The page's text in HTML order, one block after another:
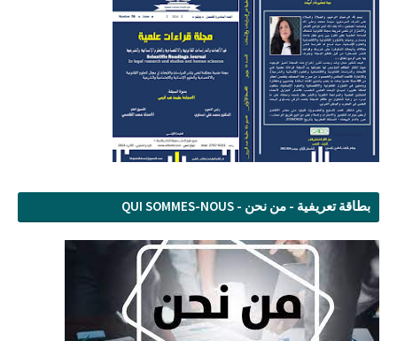
بطاقة تعريفية - من نحن - QUI SOMMES-NOUS